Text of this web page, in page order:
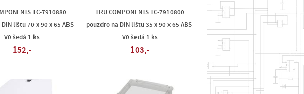
TC-7910880
lištu 70 x 90 x 65 ABS-
V0 šedá 1 ks
152,-
TRU COMPONENTS TC-7910800
pouzdro na DIN lištu 35 x 90 x 65 ABS-
V0 šedá 1 ks
103,-